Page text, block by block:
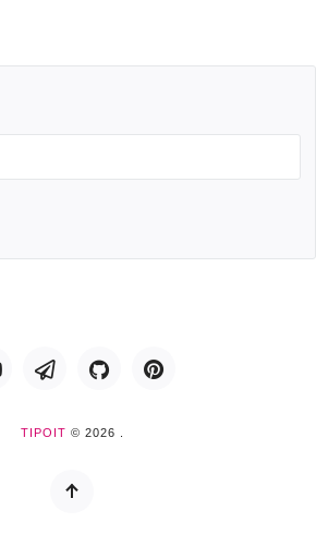
YoutubeTelegram GitHub
TIPOIT © 2026 .
Back